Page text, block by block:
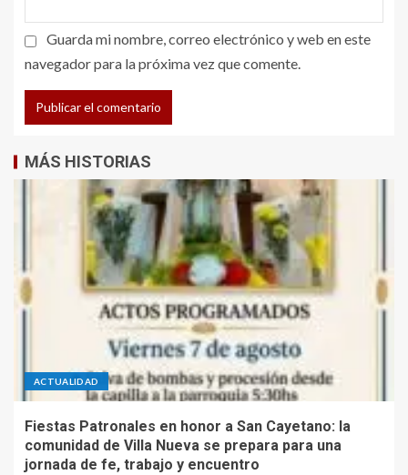
Guarda mi nombre, correo electrónico y web en este
navegador para la próxima vez que comente.
MÁS HISTORIAS
ACTUALIDAD
Fiestas Patronales en honor a San Cayetano: la
comunidad de Villa Nueva se prepara para una
jornada de fe, trabajo y encuentro